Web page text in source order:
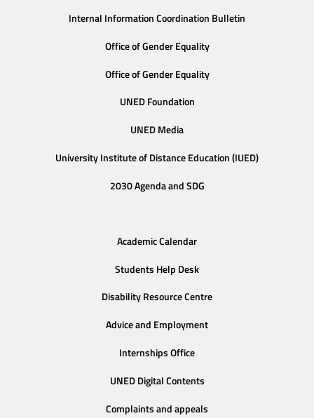
Internal Information Coordination Bulletin
Office of Gender Equality
Office of Gender Equality
UNED Foundation
UNED Media
University Institute of Distance Education (IUED)
2030 Agenda and SDG
Academic Calendar
Students Help Desk
Disability Resource Centre
Advice and Employment
Internships Office
UNED Digital Contents
Complaints and appeals